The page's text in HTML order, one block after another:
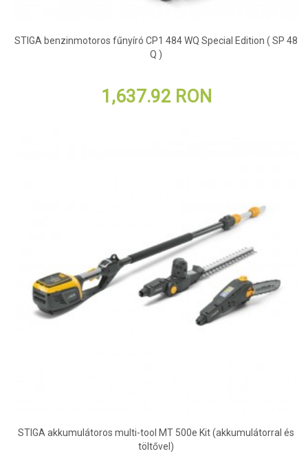
STIGA benzinmotoros fűnyíró CP1 484 WQ Special Edition ( SP 48
Q )
1,637.92 RON
STIGA akkumulátoros multi-tool MT 500e Kit (akkumulátorral és
töltővel)